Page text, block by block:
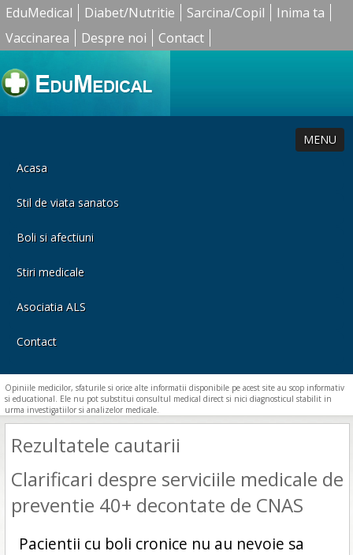
EduMedical Diabet/Nutritie Sarcina/Copil
Inima ta
Vaccinarea
Despre noi Contact
MENU
Acasa
Stil de viata sanatos
Boli si afectiuni
Stiri medicale
Asociatia ALS
Contact
Opiniile medicilor, sfaturile si orice alte informatii disponibile pe acest site au scop informativ
si educational. Ele nu pot substitui consultul medical direct si nici diagnosticul stabilit in
urma investigatiilor si analizelor medicale.
Rezultatele cautarii
Clarificari despre serviciile medicale de
preventie 40+ decontate de CNAS
Pacientii cu boli cronice nu au nevoie sa